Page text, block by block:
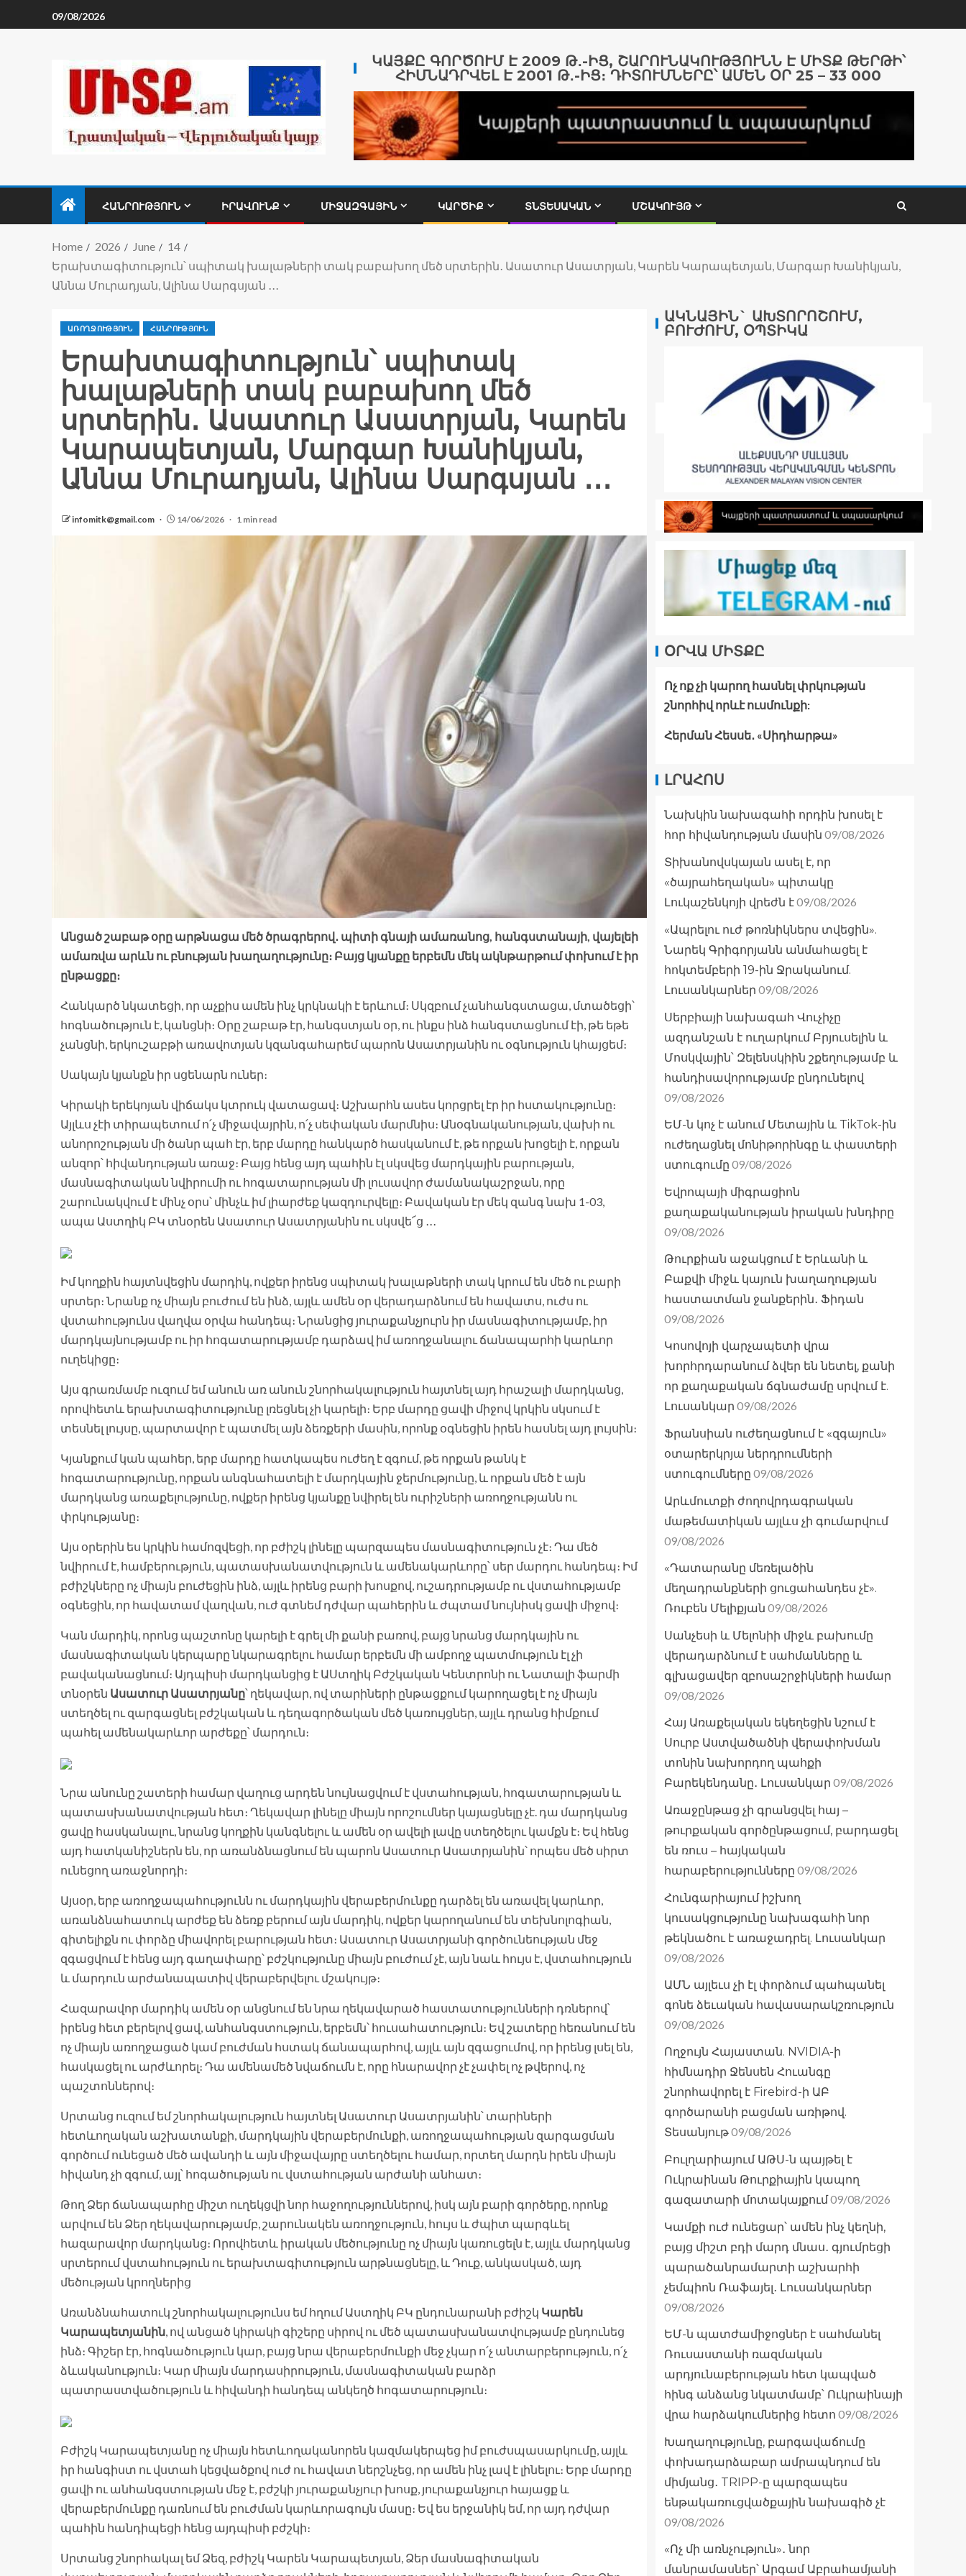
09/08/2026
ԿԱՅՔԸ ԳՈՐԾՈՒՄ Է 2009 Թ․-ԻՑ, ՇԱՐՈՒՆԱԿՈՒԹՅՈՒՆՆ Է ՄԻՏՔ ԹԵՐԹԻ՝
ՀԻՄՆԱԴՐՎԵԼ Է 2001 Թ․-ԻՑ։ ԴԻՏՈՒՄՆԵՐԸ՝ ԱՄԵՆ ՕՐ 25 – 33 000
ՀԱՆՐՈՒԹՅՈՒՆ ԻՐԱՎՈՒՆՔ ՄԻՋԱԶԳԱՅԻՆ ԿԱՐԾԻՔ ՏՆՏԵՍԱԿԱՆ ՄՇԱԿՈՒՅԹ
Home 2026 June
14
Երախտագիտություն՝ սպիտակ խալաթների տակ բաբախող մեծ սրտերին․ Ասատուր Ասատրյան, Կարեն Կարապետյան, Մարգար Խանիկյան,
Աննա Մուրադյան, Ալինա Սարգսյան ․․․
ԱՌՈՂՋՈՒԹՅՈՒՆ ՀԱՆՐՈՒԹՅՈՒՆ
Երախտագիտություն՝ սպիտակ
խալաթների տակ բաբախող մեծ
սրտերին․ Ասատուր Ասատրյան, Կարեն
Կարապետյան, Մարգար Խանիկյան,
Աննա Մուրադյան, Ալինա Սարգսյան ․․․
infomitk@gmail.com 14/06/2026 1 min read
Անցած շաբաթ օրը արթնացա մեծ ծրագրերով․ պիտի գնայի ամառանոց, հանգստանայի, վայելեի
ամառվա արևն ու բնության խաղաղությունը։ Բայց կյանքը երբեմն մեկ ակնթարթում փոխում է իր
ընթացքը։
Հանկարծ նկատեցի, որ աչքիս ամեն ինչ կրկնակի է երևում։ Սկզբում չանհանգստացա, մտածեցի՝
հոգնածություն է, կանցնի։ Օրը շաբաթ էր, հանգստյան օր, ու ինքս ինձ հանգստացնում էի, թե եթե
չանցնի, երկուշաբթի առավոտյան կզանգահարեմ պարոն Ասատրյանին ու օգնություն կհայցեմ։
Սակայն կյանքն իր սցենարն ուներ։
Կիրակի երեկոյան վիճակս կտրուկ վատացավ։ Աշխարհն ասես կորցրել էր իր հստակությունը։
Այլևս չէի տիրապետում ո՛չ միջավայրին, ո՛չ սեփական մարմնիս։ Անօգնականության, վախի ու
անորոշության մի ծանր պահ էր, երբ մարդը հանկարծ հասկանում է, թե որքան խոցելի է, որքան
անզոր՝ հիվանդության առաջ։ Բայց հենց այդ պահին էլ սկսվեց մարդկային բարության,
մասնագիտական նվիրումի ու հոգատարության մի լուսավոր ժամանակաշրջան, որը
շարունակվում է մինչ օրս՝ մինչև իմ լիարժեք կազդուրվելը։ Բավական էր մեկ զանգ նախ 1-03,
ապա Աստղիկ ԲԿ տնօրեն Ասատուր Ասատրյանին ու սկսվե՜ց ․․․
Իմ կողքին հայտնվեցին մարդիկ, ովքեր իրենց սպիտակ խալաթների տակ կրում են մեծ ու բարի
սրտեր։ Նրանք ոչ միայն բուժում են ինձ, այլև ամեն օր վերադարձնում են հավատս, ուժս ու
վստահությունս վաղվա օրվա հանդեպ։ Նրանցից յուրաքանչյուրն իր մասնագիտությամբ, իր
մարդկայնությամբ ու իր հոգատարությամբ դարձավ իմ առողջանալու ճանապարհի կարևոր
ուղեկիցը։
Այս գրառմամբ ուզում եմ անուն առ անուն շնորհակալություն հայտնել այդ հրաշալի մարդկանց,
որովհետև երախտագիտությունը լռեցնել չի կարելի։ Երբ մարդը ցավի միջով կրկին սկսում է
տեսնել լույսը, պարտավոր է պատմել այն ձեռքերի մասին, որոնք օգնեցին իրեն հասնել այդ լույսին։
Կյանքում կան պահեր, երբ մարդը հատկապես ուժեղ է զգում, թե որքան թանկ է
հոգատարությունը, որքան անգնահատելի է մարդկային ջերմությունը, և որքան մեծ է այն
մարդկանց առաքելությունը, ովքեր իրենց կյանքը նվիրել են ուրիշների առողջությանն ու
փրկությանը։
Այս օրերին ես կրկին համոզվեցի, որ բժիշկ լինելը պարզապես մասնագիտություն չէ։ Դա մեծ
նվիրում է, համբերություն, պատասխանատվություն և ամենակարևորը՝ սեր մարդու հանդեպ։ Իմ
բժիշկները ոչ միայն բուժեցին ինձ, այլև իրենց բարի խոսքով, ուշադրությամբ ու վստահությամբ
օգնեցին, որ հավատամ վաղվան, ուժ գտնեմ դժվար պահերին և ժպտամ նույնիսկ ցավի միջով։
Կան մարդիկ, որոնց պաշտոնը կարելի է գրել մի քանի բառով, բայց նրանց մարդկային ու
մասնագիտական կերպարը նկարագրելու համար երբեմն մի ամբողջ պատմություն էլ չի
բավականացնում։ Այդպիսի մարդկանցից է ԱՍտղիկ Բժշկական Կենտրոնի ու Նատալի ֆարմի
տնօրեն Ասատուր Ասատրյանը՝ ղեկավար, ով տարիների ընթացքում կարողացել է ոչ միայն
ստեղծել ու զարգացնել բժշկական և դեղագործական մեծ կառույցներ, այլև դրանց հիմքում
պահել ամենակարևոր արժեքը՝ մարդուն։
Նրա անունը շատերի համար վաղուց արդեն նույնացվում է վստահության, հոգատարության և
պատասխանատվության հետ։ Ղեկավար լինելը միայն որոշումներ կայացնելը չէ. դա մարդկանց
ցավը հասկանալու, նրանց կողքին կանգնելու և ամեն օր ավելի լավը ստեղծելու կամքն է։ Եվ հենց
այդ հատկանիշներն են, որ առանձնացնում են պարոն Ասատուր Ասատրյանին՝ որպես մեծ սիրտ
ունեցող առաջնորդի։
Այսօր, երբ առողջապահությունն ու մարդկային վերաբերմունքը դարձել են առավել կարևոր,
առանձնահատուկ արժեք են ձեռք բերում այն մարդիկ, ովքեր կարողանում են տեխնոլոգիան,
գիտելիքն ու փորձը միավորել բարության հետ։ Ասատուր Ասատրյանի գործունեության մեջ
զգացվում է հենց այդ գաղափարը՝ բժշկությունը միայն բուժում չէ, այն նաև հույս է, վստահություն
և մարդուն արժանապատիվ վերաբերվելու մշակույթ։
Հազարավոր մարդիկ ամեն օր անցնում են նրա ղեկավարած հաստատությունների դռներով՝
իրենց հետ բերելով ցավ, անհանգստություն, երբեմն՝ հուսահատություն։ Եվ շատերը հեռանում են
ոչ միայն առողջացած կամ բուժման հստակ ճանապարհով, այլև այն զգացումով, որ իրենց լսել են,
հասկացել ու արժևորել։ Դա ամենամեծ նվաճումն է, որը հնարավոր չէ չափել ոչ թվերով, ոչ
պաշտոններով։
Սրտանց ուզում եմ շնորհակալություն հայտնել Ասատուր Ասատրյանին՝ տարիների
հետևողական աշխատանքի, մարդկային վերաբերմունքի, առողջապահության զարգացման
գործում ունեցած մեծ ավանդի և այն միջավայրը ստեղծելու համար, որտեղ մարդն իրեն միայն
հիվանդ չի զգում, այլ՝ հոգածության ու վստահության արժանի անհատ։
Թող Ձեր ճանապարհը միշտ ուղեկցվի նոր հաջողություններով, իսկ այն բարի գործերը, որոնք
արվում են Ձեր ղեկավարությամբ, շարունակեն առողջություն, հույս և ժպիտ պարգևել
հազարավոր մարդկանց։ Որովհետև իրական մեծությունը ոչ միայն կառուցելն է, այլև մարդկանց
սրտերում վստահություն ու երախտագիտություն արթնացնելը, և Դուք, անկասկած, այդ
մեծության կրողներից
Առանձնահատուկ շնորհակալությունս եմ հղում Աստղիկ ԲԿ ընդունարանի բժիշկ Կարեն
Կարապետյանին , ով անցած կիրակի գիշերը սիրով ու մեծ պատասխանատվությամբ ընդունեց
ինձ։ Գիշեր էր, հոգնածություն կար, բայց նրա վերաբերմունքի մեջ չկար ո՛չ անտարբերություն, ո՛չ
ձևականություն։ Կար միայն մարդասիրություն, մասնագիտական բարձր
պատրաստվածություն և հիվանդի հանդեպ անկեղծ հոգատարություն։
Բժիշկ Կարապետյանը ոչ միայն հետևողականորեն կազմակերպեց իմ բուժսպասարկումը, այլև
իր հանգիստ ու վստահ կեցվածքով ուժ ու հավատ ներշնչեց, որ ամեն ինչ լավ է լինելու։ Երբ մարդը
ցավի ու անհանգստության մեջ է, բժշկի յուրաքանչյուր խոսք, յուրաքանչյուր հայացք և
վերաբերմունքը դառնում են բուժման կարևորագույն մասը։ Եվ ես երջանիկ եմ, որ այդ դժվար
պահին հանդիպեցի հենց այդպիսի բժշկի։
Սրտանց շնորհակալ եմ Ձեզ, բժիշկ Կարեն Կարապետյան, Ձեր մասնագիտական
ԱԿՆԱՅԻՆ` ԱԽՏՈՐՈՇՈՒՄ,
ԲՈՒԺՈՒՄ, ՕՊՏԻԿԱ
ՕՐՎԱ ՄԻՏՔԸ
Ոչ ոք չի կարող հասնել փրկության
շնորհիվ որևէ ուսմունքի:
Հերման Հեսսե․ «Սիդհարթա»
ԼՐԱՀՈՍ
Նախկին նախագահի որդին խոսել է
հոր հիվանդության մասին 09/08/2026
Տիխանովսկայան ասել է, որ
«ծայրահեղական» պիտակը
Լուկաշենկոյի վրեժն է09/08/2026
«Ապրելու ուժ թոռնիկներս տվեցին».
Նարեկ Գրիգորյանն անմահացել է
հոկտեմբերի 19-ին Ջրականում.
Լուսանկարներ 09/08/2026
Սերբիայի նախագահ Վուչիչը
ազդանշան է ուղարկում Բրյուսելին և
Մոսկվային՝ Զելենսկիին շքեղությամբ և
հանդիսավորությամբ ընդունելով
09/08/2026
ԵՄ-ն կոչ է անում Մետային և TikTok-ին
ուժեղացնել մոնիթորինգը և փաստերի
ստուգումը 09/08/2026
Եվրոպայի միգրացիոն
քաղաքականության իրական խնդիրը
09/08/2026
Թուրքիան աջակցում է Երևանի և
Բաքվի միջև կայուն խաղաղության
հաստատման ջանքերին․ Ֆիդան
09/08/2026
Կոսովոյի վարչապետի վրա
խորհրդարանում ձվեր են նետել, քանի
որ քաղաքական ճգնաժամը սրվում է.
Լուսանկար 09/08/2026
Ֆրանսիան ուժեղացնում է «զգայուն»
օտարերկրյա ներդրումների
ստուգումները 09/08/2026
Արևմուտքի ժողովրդագրական
մաթեմատիկան այլևս չի գումարվում
09/08/2026
«Դատարանը մեռելածին
մեղադրանքների ցուցահանդես չէ».
Ռուբեն Մելիքյան 09/08/2026
Սանչեսի և Մելոնիի միջև բախումը
վերադարձնում է սահմանները և
գլխացավեր զբոսաշրջիկների համար
09/08/2026
Հայ Առաքելական եկեղեցին նշում է
Սուրբ Աստվածածնի վերափոխման
տոնին նախորդող պահքի
Բարեկենդանը․ Լուսանկար 09/08/2026
Առաջընթաց չի գրանցվել հայ –
թուրքական գործընթացում, բարդացել
են ռուս – հայկական
հարաբերությունները 09/08/2026
Հունգարիայում իշխող
կուսակցությունը նախագահի նոր
թեկնածու է առաջադրել. Լուսանկար
09/08/2026
ԱՄՆ այլեւս չի էլ փորձում պահպանել
գոնե ձեւական հավասարակշռություն
09/08/2026
Ողջույն Հայաստան. NVIDIA-ի
հիմնադիր Ջենսեն Հուանգը
շնորհավորել է Firebird-ի ԱԲ
գործարանի բացման առիթով.
Տեսանյութ09/08/2026
Բուլղարիայում ԱԹՍ-ն պայթել է
Ուկրաինան Թուրքիային կապող
գազատարի մոտակայքում09/08/2026
Կամքի ուժ ունեցար՝ ամեն ինչ կեղնի,
բայց միշտ բդի մարդ մնաս․ գյումրեցի
պարածանրամարտի աշխարհի
չեմպիոն Ռաֆայել․ Լուսանկարներ
09/08/2026
ԵՄ-ն պատժամիջոցներ է սահմանել
Ռուսաստանի ռազմական
արդյունաբերության հետ կապված
հինգ անձանց նկատմամբ՝ Ուկրաինայի
վրա հարձակումներից հետո 09/08/2026
Խաղաղությունը, բարգավաճումը
փոխադարձաբար ամրապնդում են
միմյանց․ TRIPP-ը պարզապես
ենթակառուցվածքային նախագիծ չէ
09/08/2026
«Ոչ մի առնչություն»․ նոր
մանրամասներ՝ Արգամ Աբրահամյանի